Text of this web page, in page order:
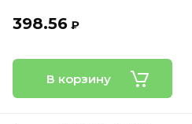
398.56 ₽
В корзину